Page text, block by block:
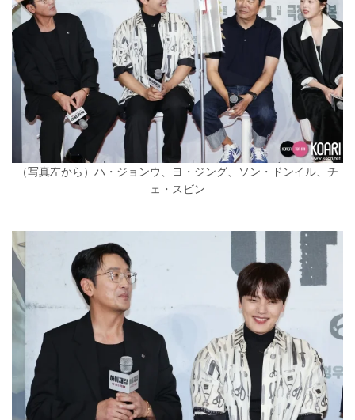
（写真左から）ハ・ジョンウ、ヨ・ジング、ソン・ドンイル、チ
ェ・スビン